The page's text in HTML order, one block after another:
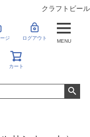
クラフトビール
ジ ログアウト
カート
MENU